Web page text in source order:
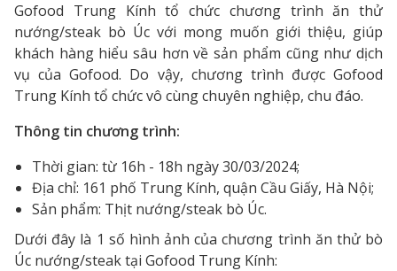
Gofood Trung Kính tổ chức chương trình ăn thử
nướng/steak bò Úc với mong muốn giới thiệu, giúp
khách hàng hiểu sâu hơn về sản phẩm cũng như dịch
vụ của Gofood. Do vậy, chương trình được Gofood
Trung Kính tổ chức vô cùng chuyên nghiệp, chu đáo.
Thông tin chương trình:
Thời gian: từ 16h - 18h ngày 30/03/2024;
Địa chỉ: 161 phố Trung Kính, quận Cầu Giấy, Hà Nội;
Sản phẩm: Thịt nướng/steak bò Úc.
Dưới đây là 1 số hình ảnh của chương trình ăn thử bò
Úc nướng/steak tại Gofood Trung Kính: